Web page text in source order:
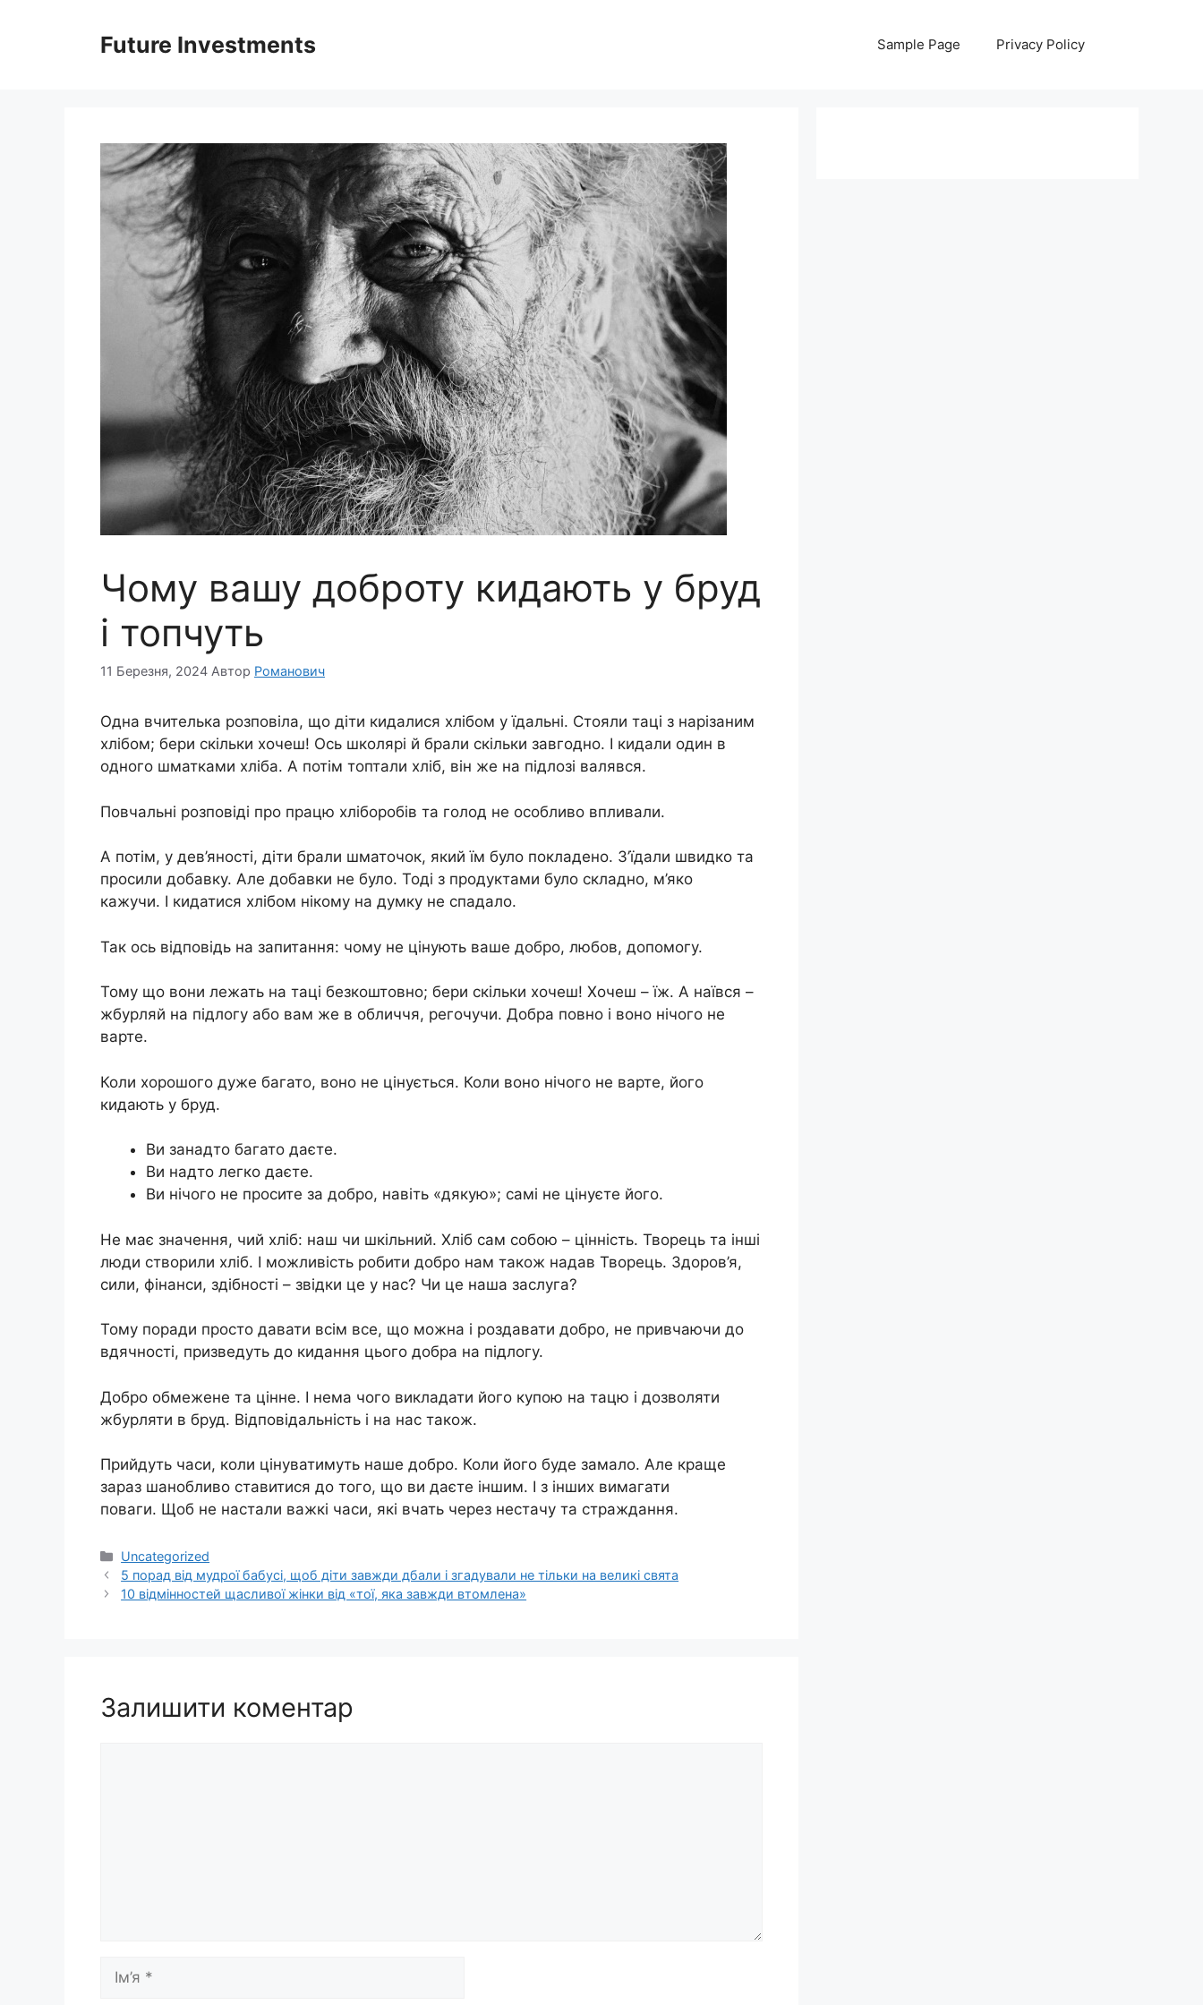
Future Investments Sample Page Privacy Policy
Чому вашу доброту кидають у бруд
і топчуть
11 Березня, 2024 Автор Романович
Одна вчителька розповіла, що діти кидалися хлібом у їдальні. Стояли таці з нарізаним
хлібом; бери скільки хочеш! Ось школярі й брали скільки завгодно. І кидали один в
одного шматками хліба. А потім топтали хліб, він же на підлозі валявся.
Повчальні розповіді про працю хліборобів та голод не особливо впливали.
А потім, у дев’яності, діти брали шматочок, який їм було покладено. З’їдали швидко та
просили добавку. Але добавки не було. Тоді з продуктами було складно, м’яко
кажучи. І кидатися хлібом нікому на думку не спадало.
Так ось відповідь на запитання: чому не цінують ваше добро, любов, допомогу.
Тому що вони лежать на таці безкоштовно; бери скільки хочеш! Хочеш – їж. А наївся –
жбурляй на підлогу або вам же в обличчя, регочучи. Добра повно і воно нічого не
варте.
Коли хорошого дуже багато, воно не цінується. Коли воно нічого не варте, його
кидають у бруд.
Ви занадто багато даєте.
Ви надто легко даєте.
Ви нічого не просите за добро, навіть «дякую»; самі не цінуєте його.
Не має значення, чий хліб: наш чи шкільний. Хліб сам собою – цінність. Творець та інші
люди створили хліб. І можливість робити добро нам також надав Творець. Здоров’я,
сили, фінанси, здібності – звідки це у нас? Чи це наша заслуга?
Тому поради просто давати всім все, що можна і роздавати добро, не привчаючи до
вдячності, призведуть до кидання цього добра на підлогу.
Добро обмежене та цінне. І нема чого викладати його купою на тацю і дозволяти
жбурляти в бруд. Відповідальність і на нас також.
Прийдуть часи, коли цінуватимуть наше добро. Коли його буде замало. Але краще
зараз шанобливо ставитися до того, що ви даєте іншим. І з інших вимагати
поваги. Щоб не настали важкі часи, які вчать через нестачу та страждання.
Категорії
Uncategorized
5 порад від мудрої бабусі, щоб діти завжди дбали і згадували не тільки на великі свята
10 відмінностей щасливої жінки від «тої, яка завжди втомлена»
Залишити коментар
Ім’я